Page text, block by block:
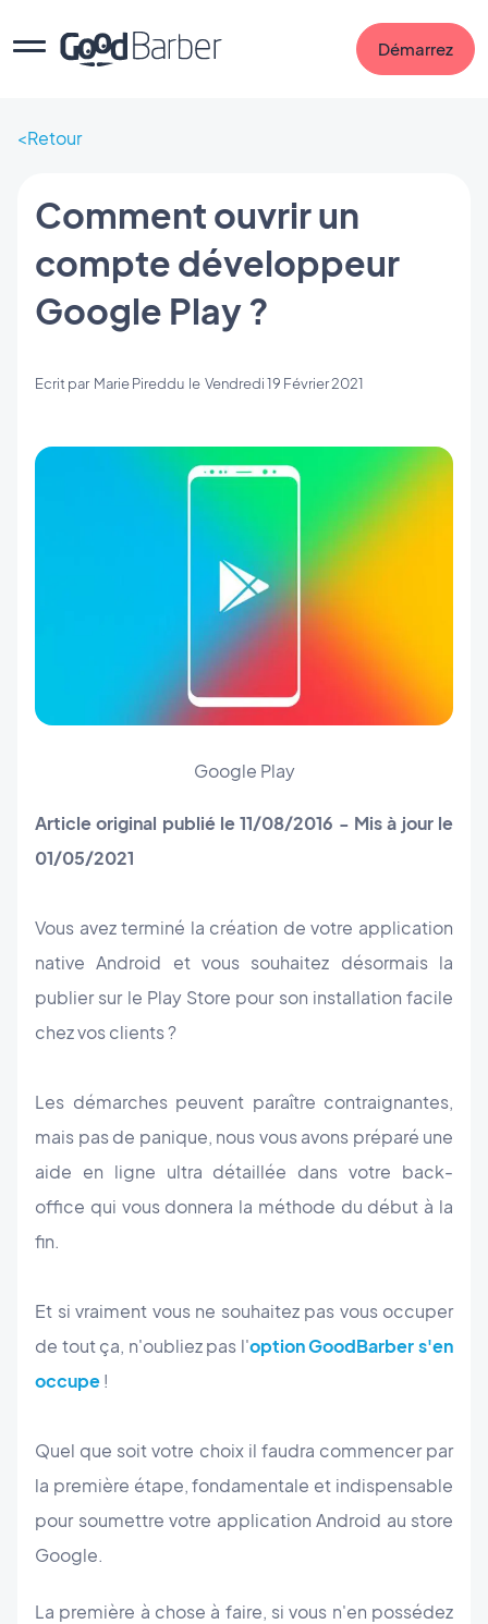
Démarrez
Retour
Comment ouvrir un
compte développeur
Google Play ?
Ecrit par Marie Pireddu le Vendredi 19 Février 2021
Google Play
Article original publié le 11/08/2016 - Mis à jour le
01/05/2021
Vous avez terminé la création de votre application
native Android et vous souhaitez désormais la
publier sur le Play Store pour son installation facile
chez vos clients ?
Les démarches peuvent paraître contraignantes,
mais pas de panique, nous vous avons préparé une
aide en ligne ultra détaillée dans votre back-
office qui vous donnera la méthode du début à la
fin.
Et si vraiment vous ne souhaitez pas vous occuper
de tout ça, n'oubliez pas l'option GoodBarber s'en
occupe!
Quel que soit votre choix il faudra commencer par
la première étape, fondamentale et indispensable
pour soumettre votre application Android au store
Google.
La première à chose à faire, si vous n'en possédez